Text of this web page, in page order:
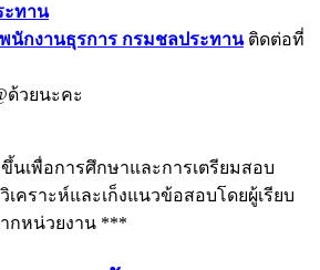
ะทาน
พนักงานธุรการ กรมชลประทานติดต่อที่
ด้วยนะคะ
นเพื่อการศึกษาและการเตรียมสอบ
เคราะห์และเก็งแนวข้อสอบโดยผู้เรียบ
กหน่วยงาน ***